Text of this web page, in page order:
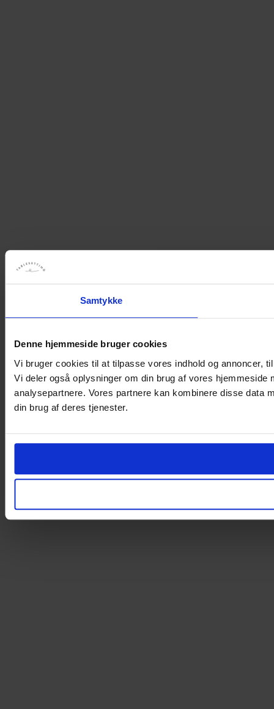
Samtykke
Denne hjemmeside bruger cookies
Vi bruger cookies til at tilpasse vores indhold og annoncer,
Vi deler også oplysninger om din brug af vores
analysepartnere. Vores partnere kan kombinere disse data
din brug af deres tjenester.